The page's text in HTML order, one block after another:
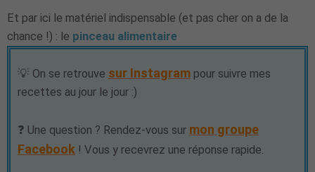
Et par ici le matériel indispensable (et pas cher on a de la
chance !) : le pinceau alimentaire
💡 On se retrouve sur Instagram pour suivre mes
recettes au jour le jour :)
❓ Une question ? Rendez-vous sur mon groupe
Facebook ! Vous y recevrez une réponse rapide.